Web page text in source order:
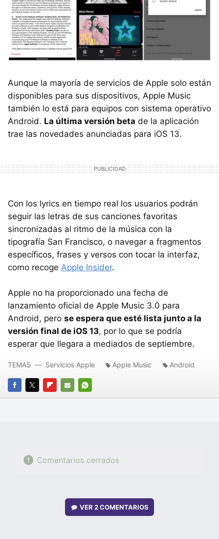
Aunque la mayoría de servicios de Apple solo están
disponibles para sus dispositivos, Apple Music
también lo está para equipos con sistema operativo
Android. La última versión beta de la aplicación
trae las novedades anunciadas para iOS 13.
Con los lyrics en tiempo real los usuarios podrán
seguir las letras de sus canciones favoritas
sincronizadas al ritmo de la música con la
tipografía San Francisco, o navegar a fragmentos
específicos, frases y versos con tocar la interfaz,
como recoge Apple Insider.
Apple no ha proporcionado una fecha de
lanzamiento oficial de Apple Music 3.0 para
Android, pero se espera que esté lista junto a la
versión final de iOS 13, por lo que se podría
esperar que llegara a mediados de septiembre.
FACEBOOK
TWITTERFLIPBOARD
E-
WHATSAPP
TEMAS Servicios Apple Apple Music Android
Comentarios cerrados
VER2 COMENTARIOS